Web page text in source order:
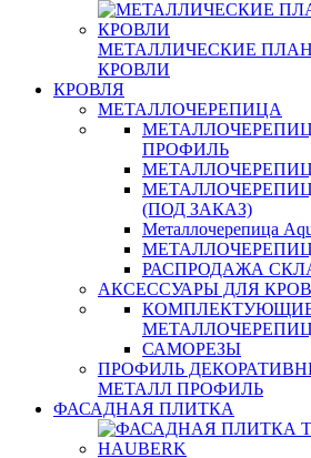
МЕТАЛЛИЧЕСКИЕ
КРОВЛИ
КРОВЛЯ
МЕТАЛЛОЧЕРЕПИЦА
ПРОФИЛЬ
(ПОД ЗАКАЗ)
Металлочерепица
РАСПРОДАЖА
АКСЕССУАРЫ ДЛЯ
САМОРЕЗЫ
ПРОФИЛЬ
МЕТАЛЛ ПРОФИЛЬ
ФАСАДНАЯ ПЛИТКА